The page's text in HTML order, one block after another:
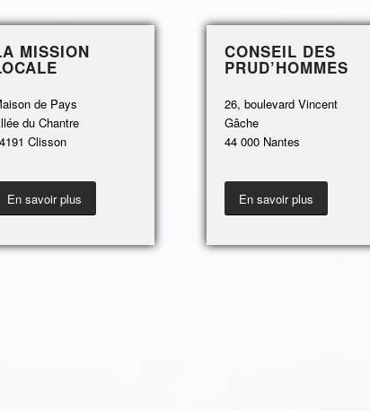
MISSION
de Pays
du Chantre
Clisson
En savoir plus
CONSEIL DES
PRUD’HOMMES
26, boulevard Vincent
Gâche
44 000 Nantes
En savoir plus